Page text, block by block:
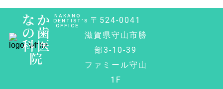
なか
の歯
科医
院
NAKANO
DENTIST’S
OFFICE
〒524-0041
滋賀県守山市勝
部3-10-39
ファミール守山
1F